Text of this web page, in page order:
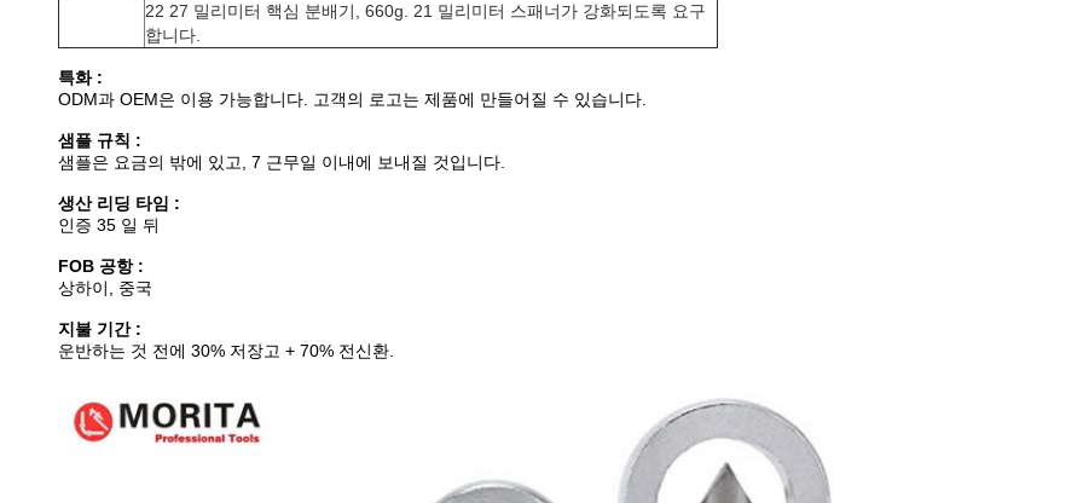
22 27 밀리미터 핵심 분배기, 660g. 21 밀리미터 스패너가 강화되도록 요구
합니다.
특화 :
ODM과 OEM은 이용 가능합니다. 고객의 로고는 제품에 만들어질 수 있습니다.
샘플 규칙 :
샘플은 요금의 밖에 있고, 7 근무일 이내에 보내질 것입니다.
생산 리딩 타임 :
인증 35 일 뒤
FOB 공항 :
상하이, 중국
지불 기간 :
운반하는 것 전에 30% 저장고 + 70% 전신환.